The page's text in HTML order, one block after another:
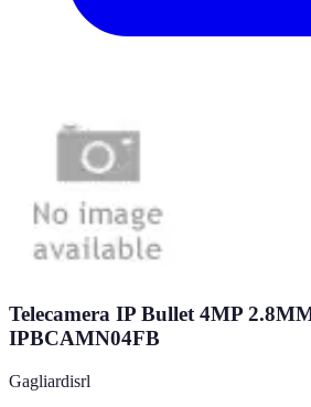
Telecamera IP Bullet 4MP
IPBCAMN04FB
Gagliardisrl